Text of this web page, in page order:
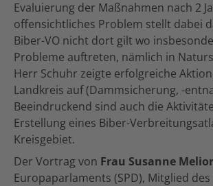
Evaluierung der Maßnahmen nach 2
offensichtliches Problem stellt dabei
Biber-VO nicht dort gilt wo
Probleme auftreten, nämlich in
Herr Schuhr zeigte erfolgreiche
Landkreis auf (Dammsicherung, -
Beeindruckend sind auch die
Erstellung eines Biber-
Kreisgebiet.
Der Vortrag von Frau Susanne Melior
Europaparlaments (SPD), Mitglied des